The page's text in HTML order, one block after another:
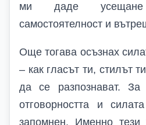
ми даде
самостоятелност и
Още тогава осъзнах
– как гласът ти, стилът
да се разпознават. За
отговорността и
запомнен. Именно